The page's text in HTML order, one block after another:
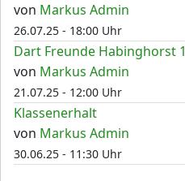
von Markus Admin
26.07.25 - 18:00 Uhr
Dart Freunde Habinghorst 1
von Markus Admin
21.07.25 - 12:00 Uhr
Klassenerhalt
von Markus Admin
30.06.25 - 11:30 Uhr